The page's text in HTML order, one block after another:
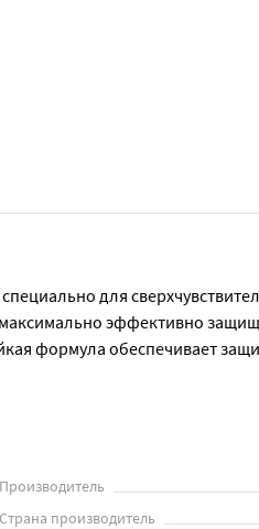
для
эффективно
формула обеспечивает
нанести крем на чистую
Производитель
Страна производитель